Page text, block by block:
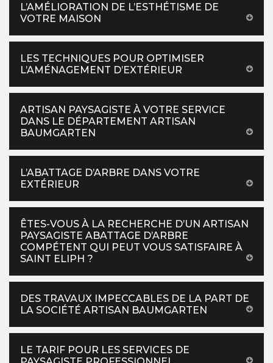
L’AMÉLIORATION DE L’ESTHÉTISME DE
VOTRE MAISON
LES TECHNIQUES POUR OPTIMISER
L’AMÉNAGEMENT D’EXTÉRIEUR
ARTISAN PAYSAGISTE À VOTRE SERVICE
DANS LE DÉPARTEMENT ARTISAN
BAUMGARTEN
L’ABATTAGE D’ARBRE DANS VOTRE
EXTÉRIEUR
ÊTES-VOUS À LA RECHERCHE D’UN ARTISAN
PAYSAGISTE ABATTAGE D’ARBRE
COMPÉTENT QUI PEUT VOUS SATISFAIRE À
SAINT ELIPH ?
DES TRAVAUX IMPECCABLES DE LA PART DE
LA SOCIÉTÉ ARTISAN BAUMGARTEN
LE TARIF POUR LES SERVICES DE